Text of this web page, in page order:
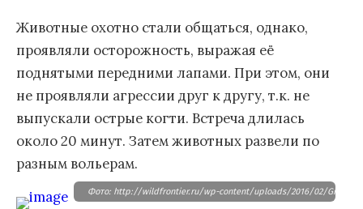
Животные охотно стали общаться, однако,
проявляли осторожность, выражая её
поднятыми передними лапами. При этом, они
не проявляли агрессии друг к другу, т.к. не
выпускали острые когти. Встреча длилась
около 20 минут. Затем животных развели по
разным вольерам.
Фото: http://wildfrontier.ru/wp-content/uploads/2016/02/